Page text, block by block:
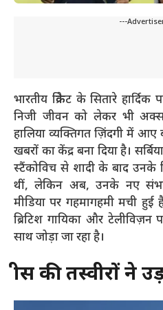
---
भारतीय क्रिकेट के सितारे
निजी जीवन को लेकर भी
हालिया व्यक्तिगत ज़िंदगी में
खबरों का केंद्र बना दिया है।
स्टैंकोविच से शादी के बाद उनके
थीं, लेकिन अब, उनके नए
मीडिया पर गहमागहमी मची हुई
ब्रिटिश गायिका और टेलीविज़न
साथ जोड़ा जा रहा है।
ग्रीस की तस्वीरों ने